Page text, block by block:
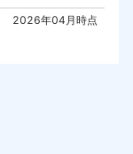
2026年04月時点